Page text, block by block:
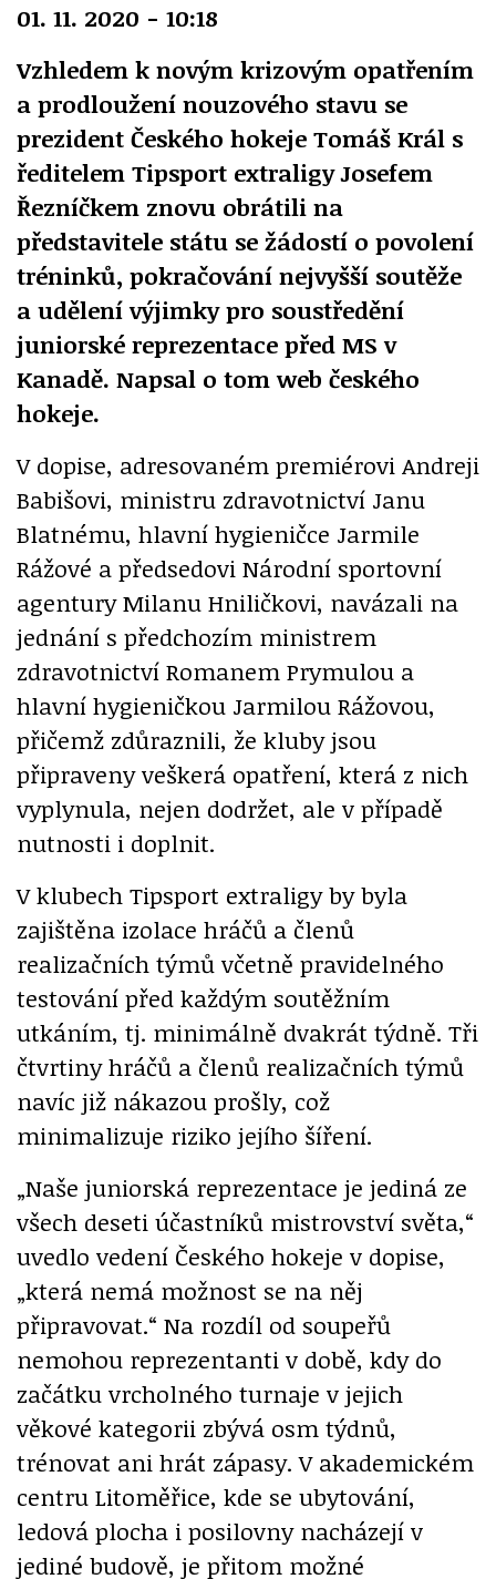
01. 11. 2020 - 10:18
Vzhledem k novým krizovým opatřením
a prodloužení nouzového stavu se
prezident Českého hokeje Tomáš Král s
ředitelem Tipsport extraligy Josefem
Řezníčkem znovu obrátili na
představitele státu se žádostí o povolení
tréninků, pokračování nejvyšší soutěže
a udělení výjimky pro soustředění
juniorské reprezentace před MS v
Kanadě. Napsal o tom web českého
hokeje.
V dopise, adresovaném premiérovi Andreji
Babišovi, ministru zdravotnictví Janu
Blatnému, hlavní hygieničce Jarmile
Rážové a předsedovi Národní sportovní
agentury Milanu Hniličkovi, navázali na
jednání s předchozím ministrem
zdravotnictví Romanem Prymulou a
hlavní hygieničkou Jarmilou Rážovou,
přičemž zdůraznili, že kluby jsou
připraveny veškerá opatření, která z nich
vyplynula, nejen dodržet, ale v případě
nutnosti i doplnit.
V klubech Tipsport extraligy by byla
zajištěna izolace hráčů a členů
realizačních týmů včetně pravidelného
testování před každým soutěžním
utkáním, tj. minimálně dvakrát týdně. Tři
čtvrtiny hráčů a členů realizačních týmů
navíc již nákazou prošly, což
minimalizuje riziko jejího šíření.
„Naše juniorská reprezentace je jediná ze
všech deseti účastníků mistrovství světa,“
uvedlo vedení Českého hokeje v dopise,
„která nemá možnost se na něj
připravovat.“ Na rozdíl od soupeřů
nemohou reprezentanti v době, kdy do
začátku vrcholného turnaje v jejich
věkové kategorii zbývá osm týdnů,
trénovat ani hrát zápasy. V akademickém
centru Litoměřice, kde se ubytování,
ledová plocha i posilovny nacházejí v
jediné budově, je přitom možné